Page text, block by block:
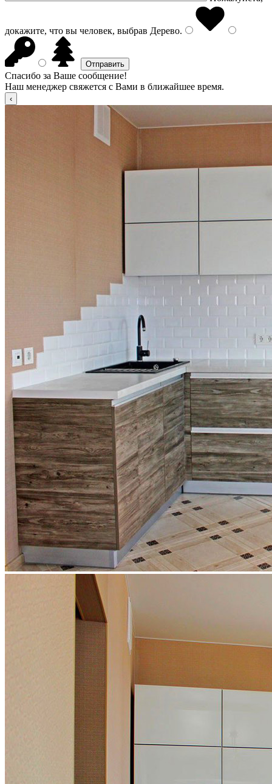
докажите, что вы человек, выбрав Дерево.
Спасибо за Ваше сообщение!
Наш менеджер свяжется с Вами в ближайшее время.